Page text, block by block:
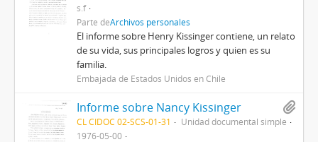
s.f
Parte deArchivos personales
El informe sobre Henry Kissinger contiene, un relato
de su vida, sus principales logros y quien es su
familia.
Embajada de Estados Unidos en Chile
Informe sobre Nancy Kissinger
CL CIDOC 02-SCS-01-31
Unidad documental simple
1976-05-00